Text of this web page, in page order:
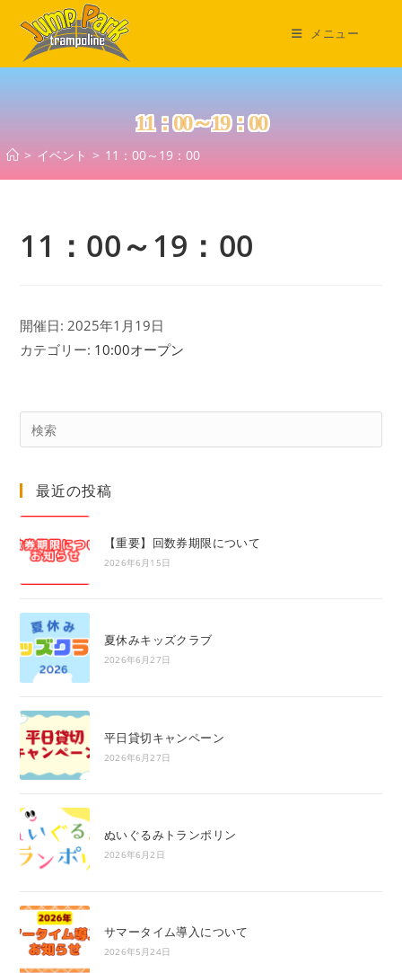
ス
メニュー
11：00～19：00
> イベント > 11：00～19：00
11：00～19：00
開催日: 2025年1月19日
カテゴリー: 10:00オープン
最近の投稿
【重要】回数券期限について
2026年6月15日
夏休みキッズクラブ
2026年6月27日
平日貸切キャンペーン
2026年6月27日
ぬいぐるみトランポリン
2026年6月2日
サマータイム導入について
2026年5月24日